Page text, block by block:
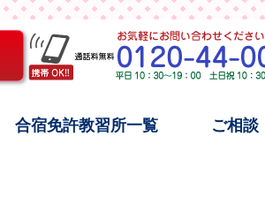
合宿免許教習所一覧 ご相談